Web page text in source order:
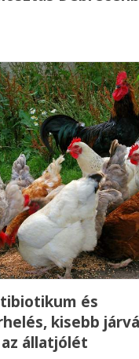
és
kisebb
állatjólét